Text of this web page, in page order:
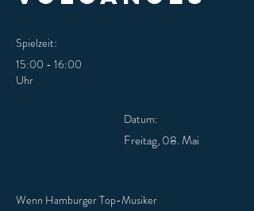
Spielzeit:
15:00 - 16:00
Uhr
Datum:
Freitag, 08. Mai
Wenn Hamburger Top-Musiker